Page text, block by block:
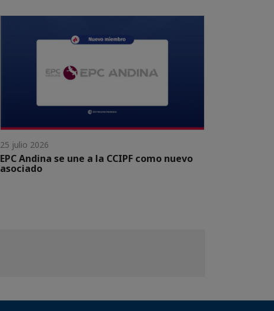
25 julio 2026
EPC Andina se une a la CCIPF como nuevo
asociado